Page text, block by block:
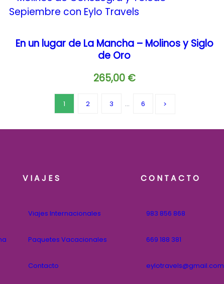
En un lugar de La Mancha – Molinos y Siglo
de Oro
265,00 €
1 2 3 … 6
VIAJES
Viajes Internacionales
Paquetes Vacacionales
Contacto
CONTACTO
983 856 868
669 188 381
eylotravels@gmail.com